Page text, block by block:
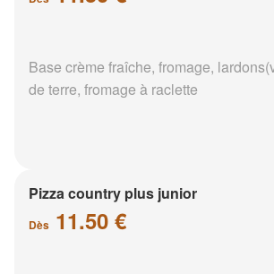
Base crème fraîche, fromage,
de terre, fromage à raclette
Pizza country plus junior
Dès 11.50 €